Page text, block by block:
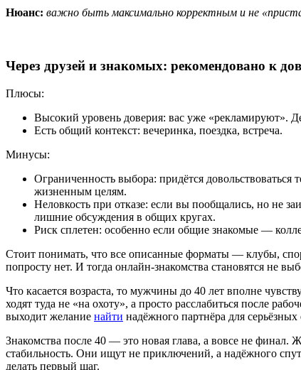
Нюанс: важно быть максимально корректным и не
Через друзей и знакомых: рекомендовано к
Плюсы:
Высокий уровень доверия: вас уже «рекламируют».
Есть общий контекст: вечеринка, поездка, встреча.
Минусы:
Ограниченность выбора: придётся довольствоваться
жизненным целям.
Неловкость при отказе: если вы пообщались, но не
лишние обсуждения в общих кругах.
Риск сплетен: особенно если общие знакомые —
Стоит понимать, что все описанные форматы — клубы,
попросту нет. И тогда онлайн-знакомства становятся не
Что касается возраста, то мужчины до 40 лет вполне
ходят туда не «на охоту», а просто расслабиться после
выходит желание найти надёжного партнёра для
Знакомства после 40 — это новая глава, а вовсе не
стабильность. Они ищут не приключений, а надёжного
делать первый шаг.